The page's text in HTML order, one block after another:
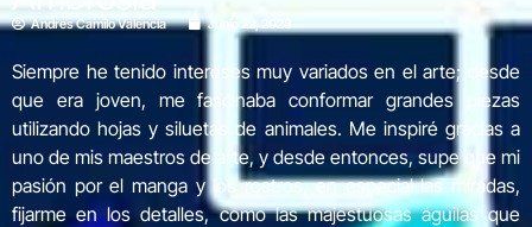
Andrés Camilo Valencia Junio 22, 2023
Siempre he tenido intereses muy variados en el arte; desde
que era joven, me fascinaba conformar grandes piezas
utilizando hojas y siluetas de animales. Me inspiré gracias a
uno de mis maestros de arte, y desde entonces, supe que mi
pasión por el manga y los rostros, en especial las miradas,
fijarme en los detalles, como las majestuosas águilas que